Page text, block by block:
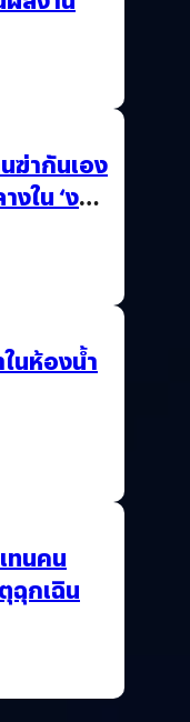
ฆ่ากันเอง
ใน ‘งาน
นห้องน้ำ
ทนคน
ฉุกเฉิน